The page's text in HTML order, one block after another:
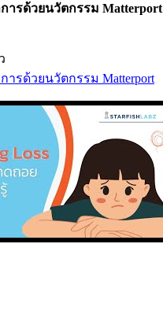
ารด้วยนวัตกรรม Matterport
รด้วยนวัตกรรม Matterport